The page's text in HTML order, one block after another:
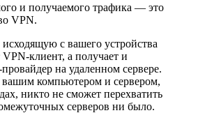
и получаемого трафика — это
VPN.
с вашего устройства
клиент, а получает и
на удаленном сервере.
компьютером и сервером,
никто не сможет перехватить
серверов ни было.